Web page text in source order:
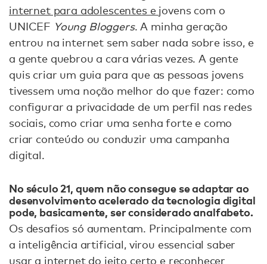
internet para adolescentes e jovens com o
UNICEF Young Bloggers. A minha geração
entrou na internet sem saber nada sobre isso, e
a gente quebrou a cara várias vezes. A gente
quis criar um guia para que as pessoas jovens
tivessem uma noção melhor do que fazer: como
configurar a privacidade de um perfil nas redes
sociais, como criar uma senha forte e como
criar conteúdo ou conduzir uma campanha
digital.
No século 21, quem não consegue se adaptar ao
desenvolvimento acelerado da tecnologia digital
pode, basicamente, ser considerado analfabeto.
Os desafios só aumentam. Principalmente com
a inteligência artificial, virou essencial saber
usar a internet do jeito certo e reconhecer